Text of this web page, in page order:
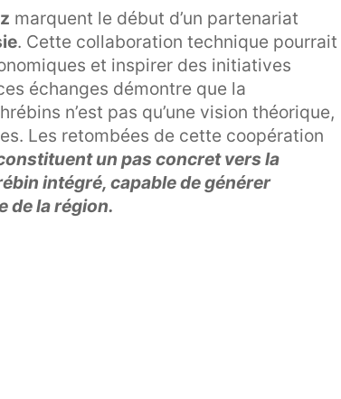
marquent le début d’un partenariat
. Cette collaboration technique pourrait
et inspirer des initiatives
échanges démontre que la
n’est pas qu’une vision théorique,
Les retombées de cette coopération
un pas concret vers la
intégré, capable de générer
de la région.